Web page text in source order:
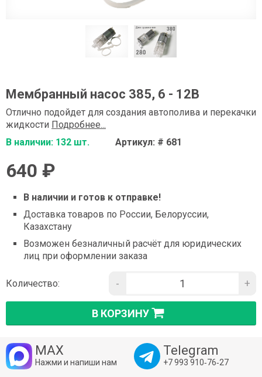
Мембранный насос 385, 6 - 12В
Отлично подойдет для создания автополива и перекачки
жидкости Подробнее...
В наличии: 132 шт.
Артикул: # 681
640 ₽
В наличии и готов к отправке!
Доставка товаров по России, Белоруссии,
Казахстану
Возможен безналичный расчёт для юридических
лиц при оформлении заказа
Количество: - +
В КОРЗИНУ
MAX
Нажми и напиши нам
Telegram
+7 993 910‑76‑27